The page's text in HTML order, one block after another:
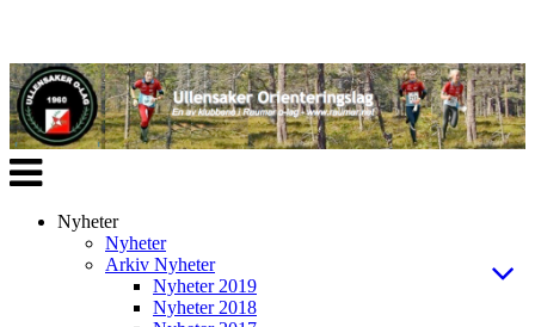
Veksle
navigasjon
Nyheter
Nyheter
Arkiv Nyheter
Nyheter 2019
Nyheter 2018